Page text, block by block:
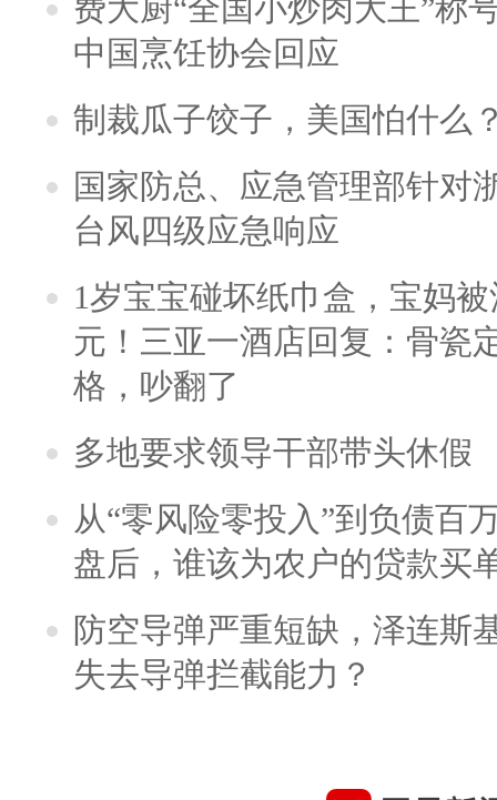
费大厨“全国小炒肉大王”称
中国烹饪协会回应
制裁瓜子饺子，美国怕什么
国家防总、应急管理部针对
台风四级应急响应
1岁宝宝碰坏纸巾盒，宝妈
元！三亚一酒店回复：骨瓷
格，吵翻了
多地要求领导干部带头休假
从“零风险零投入”到负债百
盘后，谁该为农户的贷款买
防空导弹严重短缺，泽连斯
失去导弹拦截能力？